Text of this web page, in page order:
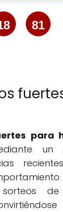
81
para
un